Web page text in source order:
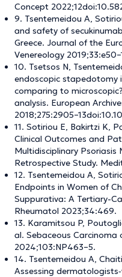
Concept
9. Tsentemeidou A,
and safety of
Greece. Journal of the
Venereology
10. Tsetsos N,
endoscopic stapedotomy
comparing to
analysis. European
11. Sotiriou E, Bakirtzi K,
Clinical Outcomes and
Multidisciplinary Psoriasis
Retrospective Study.
12. Tsentemeidou A,
Endpoints in Women of
Suppurativa: A Tertiary-
Rheumatol 2023;34:469.
13. Karamitsou P,
al. Sebaceous Carcinoma
2024;103:NP463–5.
14. Tsentemeidou A,
Assessing